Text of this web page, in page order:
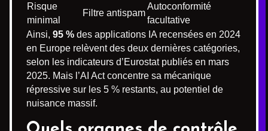
Risque
minimal
Filtre antispam
Autoconformité
facultative
Ainsi, 95 % des applications IA recensées en 2024
en Europe relèvent des deux dernières catégories,
selon les indicateurs d’Eurostat publiés en mars
2025. Mais l’AI Act concentre sa mécanique
répressive sur les 5 % restants, au potentiel de
nuisance massif.